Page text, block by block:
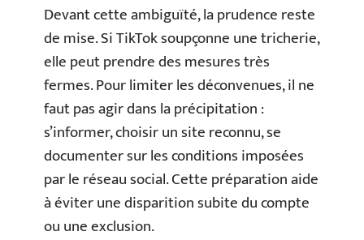
Devant cette ambiguïté, la prudence reste
de mise. Si TikTok soupçonne une tricherie,
elle peut prendre des mesures très
fermes. Pour limiter les déconvenues, il ne
faut pas agir dans la précipitation :
s’informer, choisir un site reconnu, se
documenter sur les conditions imposées
par le réseau social. Cette préparation aide
à éviter une disparition subite du compte
ou une exclusion.